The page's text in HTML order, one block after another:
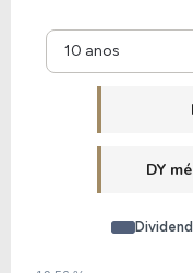
10 anos
DY